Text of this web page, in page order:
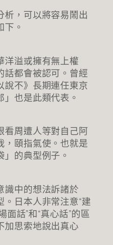
析，可以將容易鬧出
。
洋溢或擁有無上權
話都會被認可。曾經
說不》長期連任東京
也是此類代表。
看周遭人等對自己阿
，頤指氣使。也就是
」的典型例子。
識中的想法訴諸於
日本人非常注意“建
面話”和“真心話”的區
加思索地說出真心